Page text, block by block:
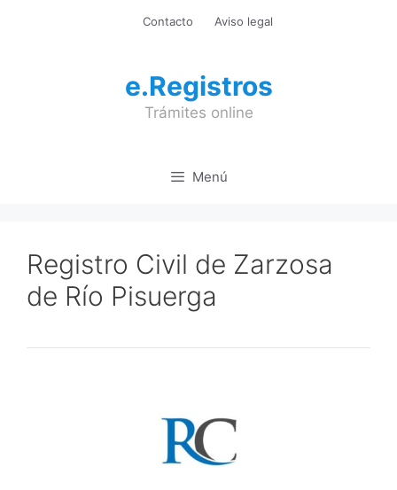
Contacto Aviso legal
e.Registros
Trámites online
Menú
Registro Civil de Zarzosa
de Río Pisuerga